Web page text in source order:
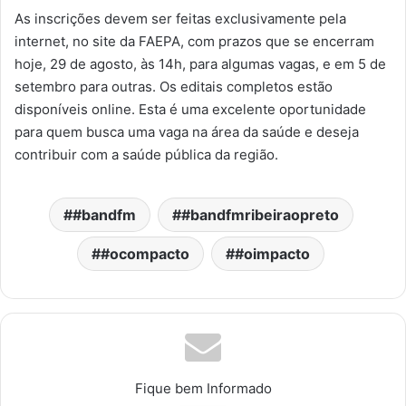
As inscrições devem ser feitas exclusivamente pela
internet, no site da FAEPA, com prazos que se encerram
hoje, 29 de agosto, às 14h, para algumas vagas, e em 5 de
setembro para outras. Os editais completos estão
disponíveis online. Esta é uma excelente oportunidade
para quem busca uma vaga na área da saúde e deseja
contribuir com a saúde pública da região.
#bandfm #bandfmribeiraopreto
#ocompacto #oimpacto
Fique bem Informado